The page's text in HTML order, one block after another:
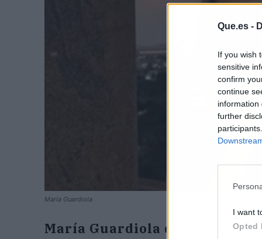
Que.es -
If you wish
sensitive
confirm
continue
information
further
I want
Opted
Maria Guardiola
María Guardiola de pistas